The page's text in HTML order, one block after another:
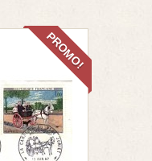
PROMO!